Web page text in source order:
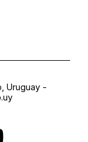
Uruguay-